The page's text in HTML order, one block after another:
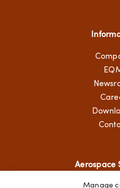
Manage
Aerospace